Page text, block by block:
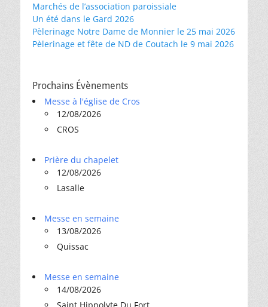
Marchés de l’association paroissiale
Un été dans le Gard 2026
Pèlerinage Notre Dame de Monnier le 25 mai 2026
Pèlerinage et fête de ND de Coutach le 9 mai 2026
Prochains Évènements
Messe à l'église de Cros
12/08/2026
CROS
Prière du chapelet
12/08/2026
Lasalle
Messe en semaine
13/08/2026
Quissac
Messe en semaine
14/08/2026